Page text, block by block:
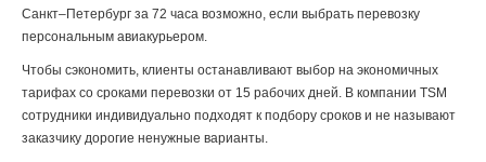
Санкт–Петербург за 72 часа возможно, если выбрать перевозку
персональным авиакурьером.
Чтобы сэкономить, клиенты останавливают выбор на экономичных
тарифах со сроками перевозки от 15 рабочих дней. В компании TSM
сотрудники индивидуально подходят к подбору сроков и не называют
заказчику дорогие ненужные варианты.